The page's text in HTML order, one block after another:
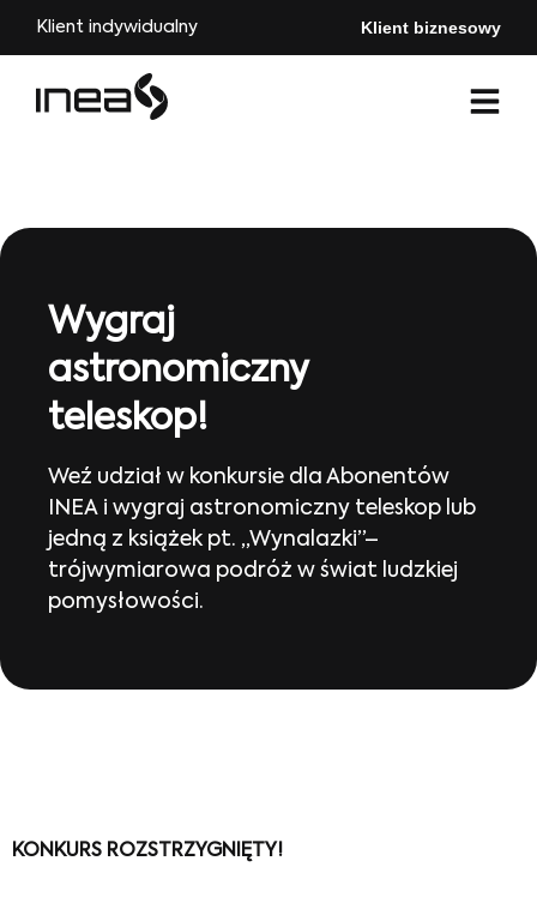
Klient indywidualny Klient biznesowy
Wygraj
astronomiczny
teleskop!
Weź udział w konkursie dla Abonentów
INEA i wygraj astronomiczny teleskop lub
jedną z książek pt. „Wynalazki”–
trójwymiarowa podróż w świat ludzkiej
pomysłowości.
KONKURS ROZSTRZYGNIĘTY!